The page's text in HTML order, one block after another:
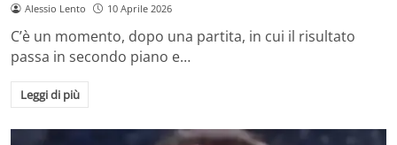
Alessio Lento 10 Aprile 2026
C’è un momento, dopo una partita, in cui il risultato
passa in secondo piano e…
Leggi di più